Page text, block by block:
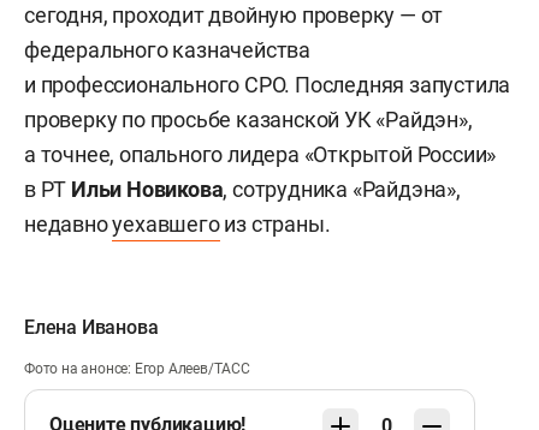
сегодня, проходит двойную проверку — от
федерального казначейства
и профессионального СРО. Последняя запустила
проверку по просьбе казанской УК «Райдэн»,
а точнее, опального лидера «Открытой России»
в РТ Ильи Новикова, сотрудника «Райдэна»,
недавноуехавшегоиз страны.
Елена Иванова
Фото на анонсе: Егор Алеев/ТАСС
Оцените публикацию!